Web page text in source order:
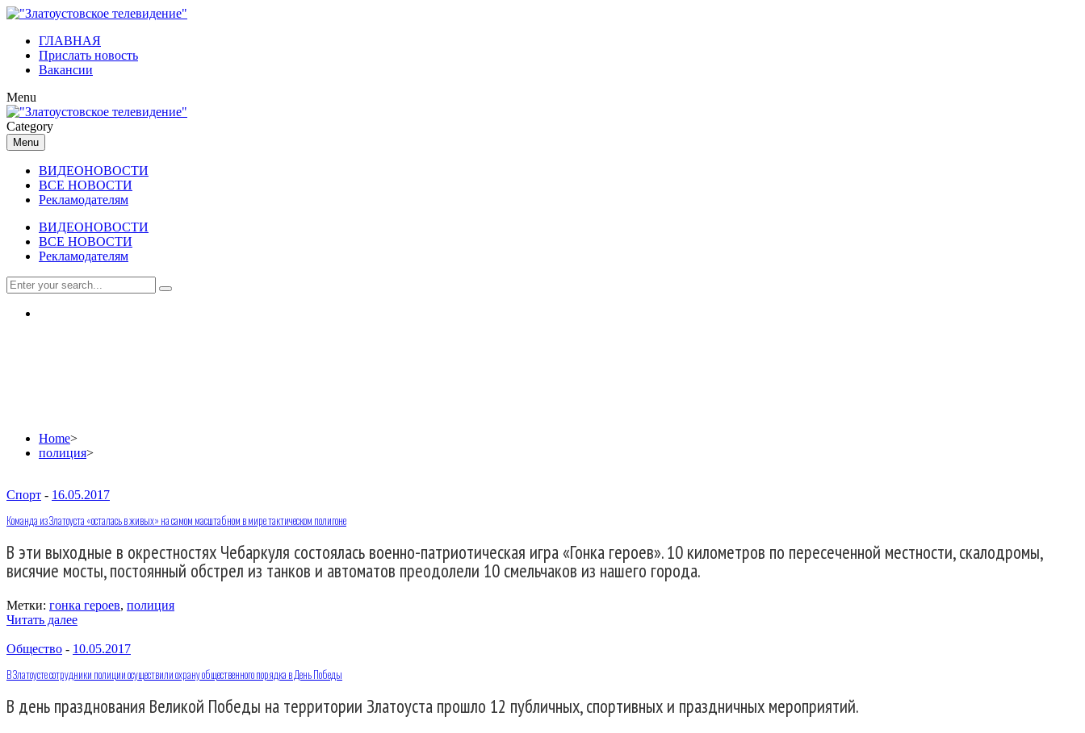
ГЛАВНАЯ
Прислать новость
Вакансии
Menu
Category
Menu
ВИДЕОНОВОСТИ
ВСЕ НОВОСТИ
Рекламодателям
ВИДЕОНОВОСТИ
ВСЕ НОВОСТИ
Рекламодателям
Home>
полиция>
Спорт - 16.05.2017
Команда из Златоуста «осталась в живых» на самом масштабном в мире тактическом полигоне
В эти выходные в окрестностях Чебаркуля состоялась военно-патриотическая игра «Гонка героев». 10 километров по пересеченной местности, скалодромы,
висячие мосты, постоянный обстрел из танков и автоматов преодолели 10 смельчаков из нашего города.
Метки: гонка героев, полиция
Читать далее
Общество - 10.05.2017
В Златоусте сотрудники полиции осуществили охрану общественного порядка в День Победы
В день празднования Великой Победы на территории Златоуста прошло 12 публичных, спортивных и праздничных мероприятий.